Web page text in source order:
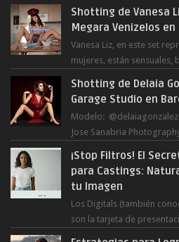
Shotting de Vanesa
Megara Venizelos en
Vanesa Liz, en este set
mujeres, están sensuales,
Shotting de Delaia
Garage Studio en
Modelo:
Jose Sanabria
¡Stop Filtros! El
para Castings:
tu Imagen
Los Digitals (también
son la tarjeta de